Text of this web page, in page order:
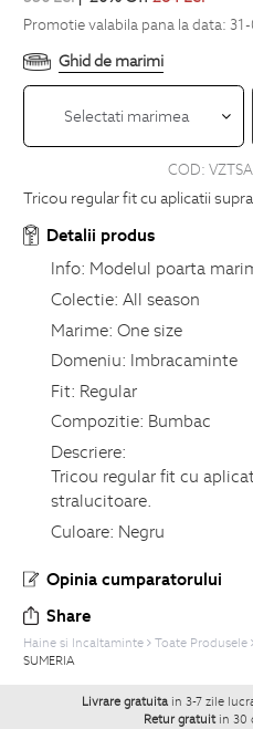
Promotie valabila pana la data:
Ghid de marimi
Selectati marimea
COD:
Tricou regular fit cu aplicatii
Detalii produs
Info: Modelul poarta
Colectie: All season
Marime: One size
Domeniu: Imbracaminte
Fit: Regular
Compozitie: Bumbac
Descriere:
Tricou regular fit cu
stralucitoare.
Culoare: Negru
Opinia cumparatorului
Share
Haine si Incaltaminte Toate Produsele
SUMERIA
Livrare gratuita in 3-7 zile
Retur gratuit in 30